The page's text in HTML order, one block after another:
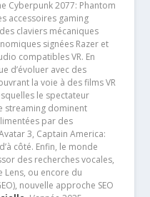
Cyberpunk 2077: Phantom
accessoires gaming
claviers mécaniques
signées Razer et
compatibles VR. En
d’évoluer avec des
la voie à des films VR
le spectateur
streaming dominent
par des
3, Captain America:
côté. Enfin, le monde
des recherches vocales,
Lens, ou encore du
nouvelle approche SEO